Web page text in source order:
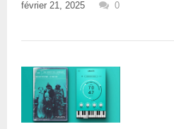
février 21, 2025 0